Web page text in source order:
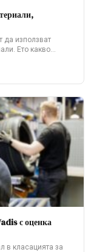
да използват
Ето какво…
с оценка
в класацията за